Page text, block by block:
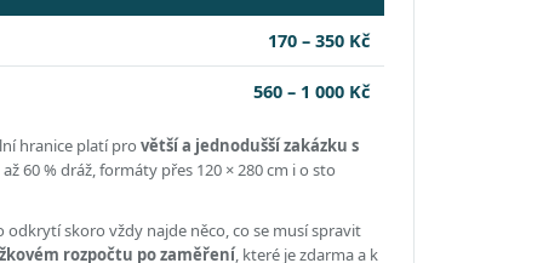
170 – 350 Kč
560 – 1 000 Kč
hranice platí pro větší a jednodušší zakázku s
60 % dráž, formáty přes 120 × 280 cm i o sto
skoro vždy najde něco, co se musí spravit
rozpočtu po zaměření, které je zdarma a k